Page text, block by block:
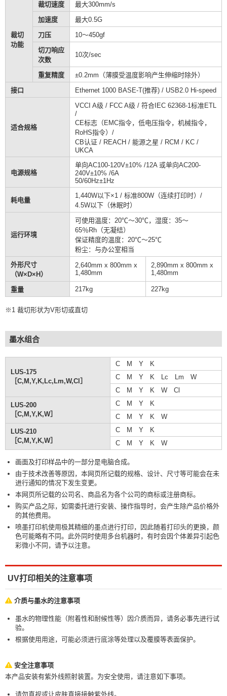
裁切
功能
裁切速度
最大300mm/s
加速度
最大0.5G
刀压
10～450gf
切刀响应
次数
10次/sec
重复精度
±0.2mm（薄膜受温度影响产生伸缩时除外）
接口
Ethernet 1000 BASE-T(推荐) / USB2.0 Hi-speed
适合规格
VCCI A级 / FCC A级 / 符合IEC 62368-1标准ETL
/
CE标志（EMC指令，低电压指令，机械指令，
RoHS指令）/
CB认证 / REACH / 能源之星 / RCM / KC /
UKCA
电源规格
单向AC100-120V±10% /12A 或单向AC200-
240V±10% /6A
50/60Hz±1Hz
耗电量
1,440W以下×1 / 标准800W（连续打印时）/
4.5W以下（休眠时）
运行环境
可使用温度：20℃～30℃，湿度：35～
65％Rh（无凝结）
保证精度的温度：20℃～25℃
粉尘：与办公室相当
外形尺寸
（W×D×H）
2,640mm x 800mm x
1,480mm
2,890mm x 800mm x
1,480mm
重量 217kg 227kg
※1 裁切形状为V形切或直切
墨水组合
LUS-175
［C,M,Y,K,Lc,Lm,W,Cl］
C M Y K
C M Y K Lc Lm W
C M Y K W Cl
LUS-200
［C,M,Y,K,W］
C M Y K
C M Y K W
LUS-210
［C,M,Y,K,W］
C M Y K
C M Y K W
画面及打印样品中的一部分是电脑合成。
由于技术改善等原因，本网页所记载的规格、设计、尺寸等可能会在未
进行通知的情况下发生变更。
本网页所记载的公司名、商品名为各个公司的商标或注册商标。
购买产品之际，如需委托进行安装、操作指导时，会产生除产品价格外
的其他费用。
喷墨打印机使用极其精细的墨点进行打印，因此随着打印头的更换，颜
色可能略有不同。此外同时使用多台机器时，有时会因个体差异引起色
彩微小不同，请予以注意。
UV打印相关的注意事项
介质与墨水的注意事项
墨水的物理性能（附着性和耐候性等）因介质而异，请务必事先进行试
验。
根据使用用途，可能必须进行底涂等处理以及覆膜等表面保护。
安全注意事项
本产品安装有紫外线照射装置。为安全使用，请注意如下事项。
请勿直视或让皮肤直接接触紫外线。